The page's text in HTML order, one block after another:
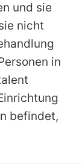
und sie
nicht
in
befindet,